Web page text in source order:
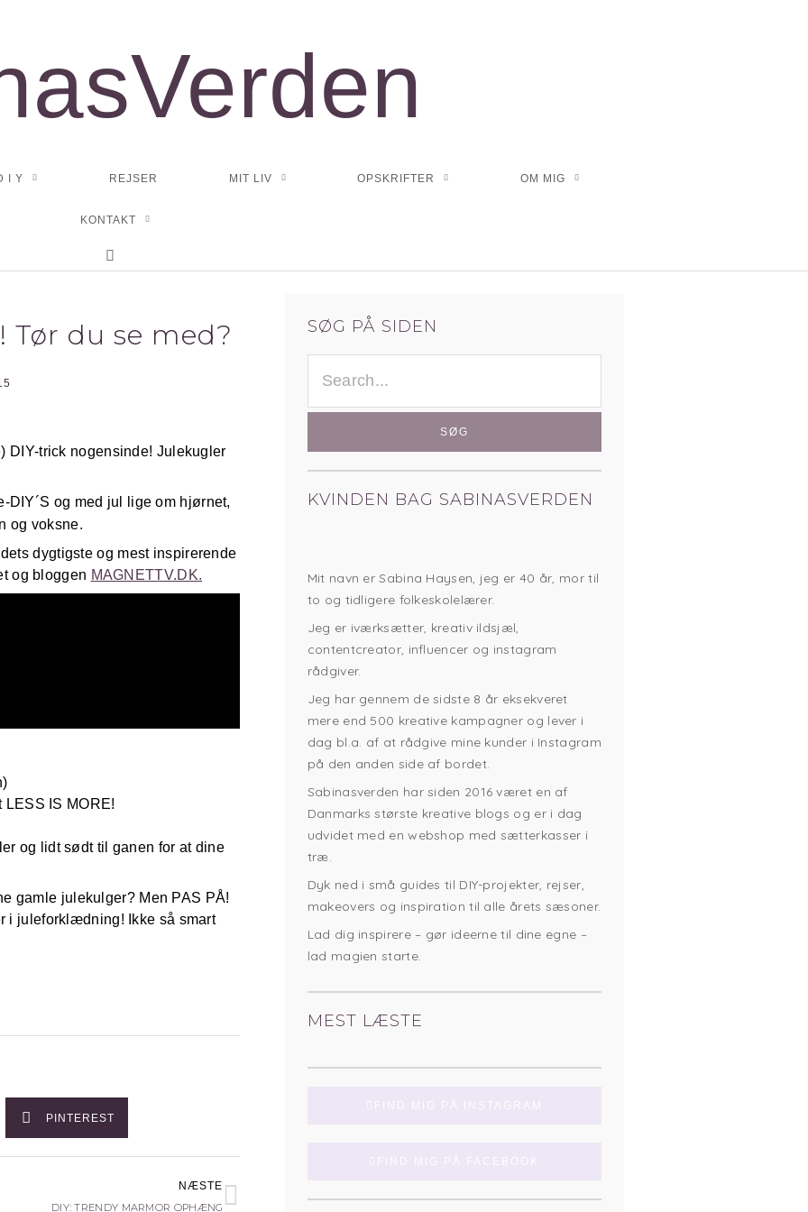
I Y REJSER MIT LIV OPSKRIFTER OM MIG
KONTAKT
du se med?
DIY-trick nogensinde! Julekugler
og med jul lige om hjørnet,
og voksne.
dygtigste og mest inspirerende
og bloggen MAGNETTV.DK.
IS MORE!
og lidt sødt til ganen for at dine
gamle julekulger? Men PAS PÅ!
i juleforklædning! Ikke så smart
PINTEREST
NÆSTE
DIY: TRENDY MARMOR OPHÆNG
Næste
SØG PÅ SIDEN
EFTER:
KVINDEN BAG SABINASVERDEN
Mit navn er Sabina Haysen, jeg er 40 år, mor til
to og tidligere folkeskolelærer.
Jeg er iværksætter, kreativ ildsjæl,
contentcreator, influencer og instagram
rådgiver.
Jeg har gennem de sidste 8 år eksekveret
mere end 500 kreative kampagner og lever i
dag bl.a. af at rådgive mine kunder i Instagram
på den anden side af bordet.
Sabinasverden har siden 2016 været en af
Danmarks største kreative blogs og er i dag
udvidet med en webshop med sætterkasser i
træ.
Dyk ned i små guides til DIY-projekter, rejser,
makeovers og inspiration til alle årets sæsoner.
Lad dig inspirere – gør ideerne til dine egne –
lad magien starte.
MEST LÆSTE
FIND MIG PÅ INSTAGRAM
FIND MIG PÅ FACEBOOK